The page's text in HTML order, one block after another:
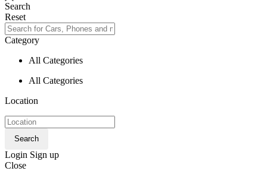
Search
Reset
Category
All Categories
All Categories
Location
Search
Login Sign up
Close